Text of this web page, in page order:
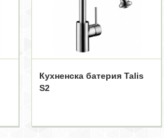
Кухненска батерия Talis
S2